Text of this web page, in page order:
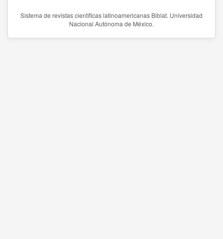
Sistema de revistas científicas latinoamericanas Biblat. Universidad
Nacional Autónoma de México.